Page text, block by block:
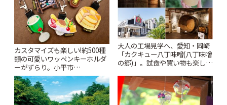
カスタマイズも楽しい!約500種
類の可愛いワッペンキーホルダ
ーがずらり。小平市
「Kimamaya T&K」 | ことりっ
ぷ
大人の工場見学へ、愛知・岡崎
「カクキュー八丁味噌(八丁味噌
の郷)」。試食や買い物も楽しみ